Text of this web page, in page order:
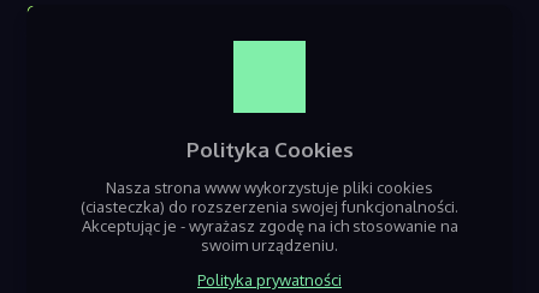
O nas
Polityka Cookies
Nasza strona www wykorzystuje pliki cookies
(ciasteczka) do rozszerzenia swojej funkcjonalności.
Akceptując je - wyrażasz zgodę na ich stosowanie na
swoim urządzeniu.
Polityka prywatności